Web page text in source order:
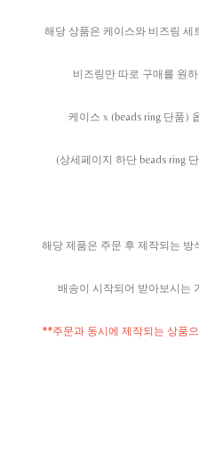
해당 상품은 케이스와 비즈링 세
비즈링만 따로 구매를 원
케이스 x (beads ring 단품)
(상세페이지 하단 beads ring
해당 제품은 주문 후 제작되는 방
배송이 시작되어 받아보시는
**주문과 동시에 제작되는 상품